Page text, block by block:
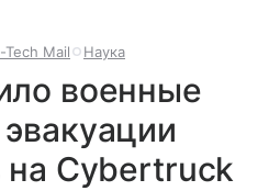
Tech Mail Наука
военные
на Cybertruck